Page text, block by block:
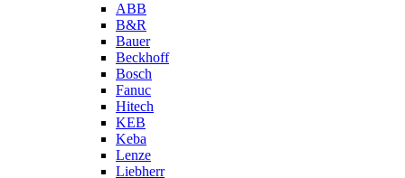
ABB
B&R
Bauer
Beckhoff
Bosch
Fanuc
Hitech
KEB
Keba
Lenze
Liebherr